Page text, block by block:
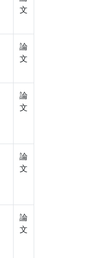
文
論
文
論
文
論
文
論
文